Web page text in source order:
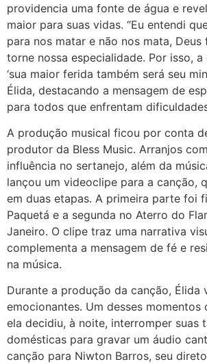
providencia uma fonte de água e
maior para suas vidas. “Eu entendi
para nos matar e não nos mata,
torne nossa especialidade. Por isso,
‘sua maior ferida também será seu
Élida, destacando a mensagem de
para todos que enfrentam
A produção musical ficou por conta
produtor da Bless Music. Arranjos
influência no sertanejo, além da
lançou um videoclipe para a canção,
em duas etapas. A primeira parte foi
Paquetá e a segunda no Aterro do
Janeiro. O clipe traz uma narrativa
complementa a mensagem de fé e
na música.
Durante a produção da canção, Élida
emocionantes. Um desses momentos
ela decidiu, à noite, interromper suas
domésticas para gravar um áudio
canção para Niwton Barros, seu